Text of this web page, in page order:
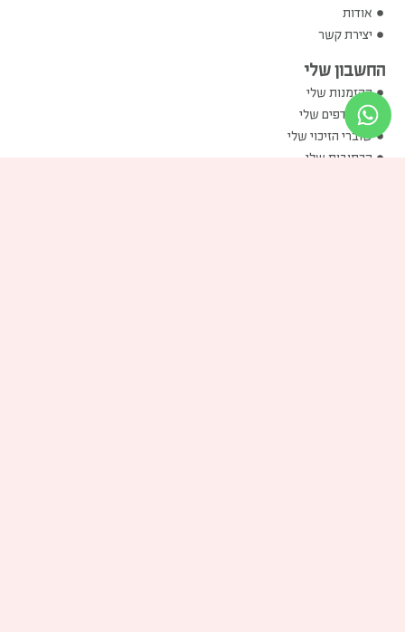
אודות
יצירת קשר
החשבון שלי
ההזמנות שלי
המועדפים שלי
שוברי הזיכוי שלי
הכתובות שלי